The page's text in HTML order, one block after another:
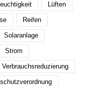
Lüften
Reifen
Solaranlage
Strom
Verbrauchsreduzierung